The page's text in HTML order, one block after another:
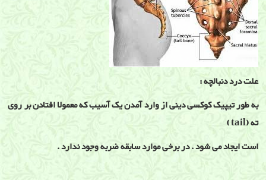
علت درد دنبالچه :
به طور تیپیک کوکسی دینی از وارد آمدن یک آسیب که معمولا افتادن بر روی
ته (tail )
است ایجاد می شود . در برخی موارد سابقه ضربه وجود ندارد .